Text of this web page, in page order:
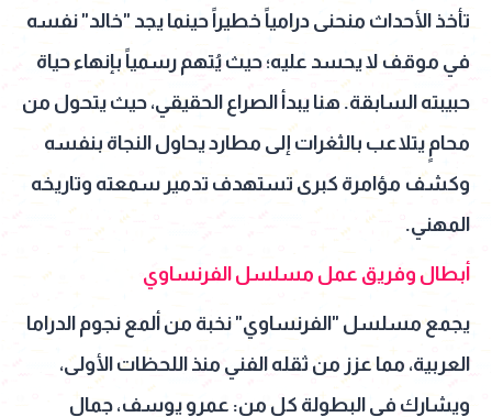
تأخذ الأحداث منحنى درامياً خطيراً حينما يجد "خالد" نفسه
في موقف لا يحسد عليه؛ حيث يُتهم رسمياً بإنهاء حياة
حبيبته السابقة. هنا يبدأ الصراع الحقيقي، حيث يتحول من
محامٍ يتلاعب بالثغرات إلى مطارد يحاول النجاة بنفسه
وكشف مؤامرة كبرى تستهدف تدمير سمعته وتاريخه
المهني.
أبطال وفريق عمل مسلسل الفرنساوي
يجمع مسلسل "الفرنساوي" نخبة من ألمع نجوم الدراما
العربية، مما عزز من ثقله الفني منذ اللحظات الأولى،
ويشارك في البطولة كل من: عمرو يوسف، جمال